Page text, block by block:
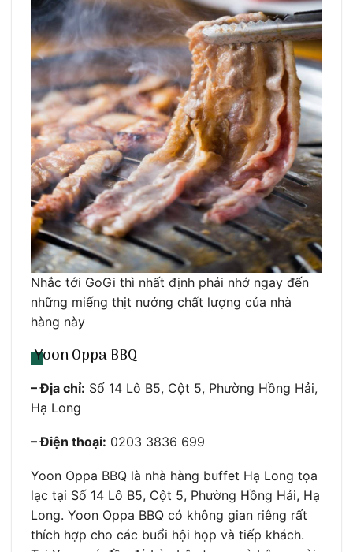
Nhắc tới GoGi thì nhất định phải nhớ ngay đến
những miếng thịt nướng chất lượng của nhà
hàng này
Yoon Oppa BBQ
– Địa chỉ: Số 14 Lô B5, Cột 5, Phường Hồng Hải,
Hạ Long
– Điện thoại: 0203 3836 699
Yoon Oppa BBQ là nhà hàng buffet Hạ Long tọa
lạc tại Số 14 Lô B5, Cột 5, Phường Hồng Hải, Hạ
Long. Yoon Oppa BBQ có không gian riêng rất
thích hợp cho các buổi hội họp và tiếp khách.